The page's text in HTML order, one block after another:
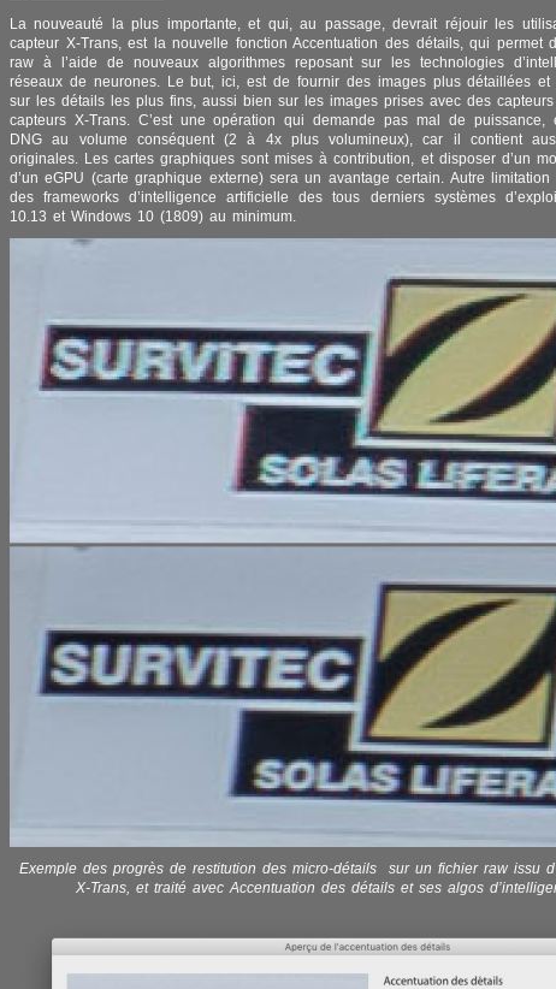
La nouveauté la plus importante, et qui, au passage, devrait réjouir les
capteur X-Trans, est la nouvelle fonction Accentuation des détails, qui permet
raw à l’aide de nouveaux algorithmes reposant sur les technologies
réseaux de neurones. Le but, ici, est de fournir des images plus détaillées et
sur les détails les plus fins, aussi bien sur les images prises avec des
capteurs X-Trans. C’est une opération qui demande pas mal de
DNG au volume conséquent (2 à 4x plus volumineux), car il contient
originales. Les cartes graphiques sont mises à contribution, et disposer d’un
d’un eGPU (carte graphique externe) sera un avantage certain. Autre
des frameworks d’intelligence artificielle des tous derniers systèmes
10.13 et Windows 10 (1809) au minimum.
Exemple des progrès de restitution des micro-détails sur un fichier raw issu
X-Trans, et traité avec Accentuation des détails et ses algos